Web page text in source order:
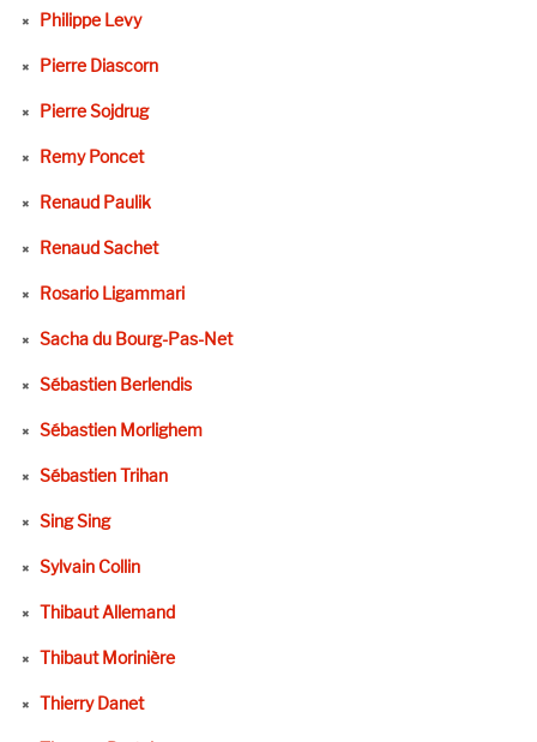
Philippe Levy
Pierre Diascorn
Pierre Sojdrug
Remy Poncet
Renaud Paulik
Renaud Sachet
Rosario Ligammari
Sacha du Bourg-Pas-Net
Sébastien Berlendis
Sébastien Morlighem
Sébastien Trihan
Sing Sing
Sylvain Collin
Thibaut Allemand
Thibaut Morinière
Thierry Danet